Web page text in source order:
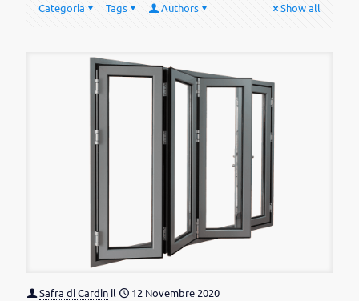
Categoria Tags Authors Show all
Safra di Cardin il 12 Novembre 2020